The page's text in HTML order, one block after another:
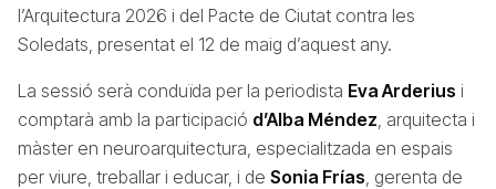
l’Arquitectura 2026 i del Pacte de Ciutat contra les
Soledats, presentat el 12 de maig d’aquest any.
La sessió serà conduïda per la periodista Eva Arderius i
comptarà amb la participació d’Alba Méndez , arquitecta i
màster en neuroarquitectura, especialitzada en espais
per viure, treballar i educar, i de Sonia Frías , gerenta de